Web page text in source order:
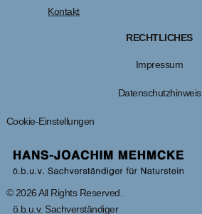
© 2026 All Rights Reserved.
ö.b.u.v. Sachverständiger
Kontakt
RECHTLICHES
Impressum
Datenschutzhinweis
Cookie-Einstellungen